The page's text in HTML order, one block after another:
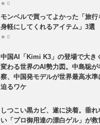
★ 0
モンベルで買ってよかった「旅行
身軽にしてくれるアイテム」3選
★ 0
中国AI「Kimi K3」の登場で大き
変わる世界のAI勢力図。中島聡が
察、中国発モデルが世界最高水準
迫るワケ
しつこい黒カビ、遂に決着。垂れ
い「プロ御用達の漂白ゲル」が救